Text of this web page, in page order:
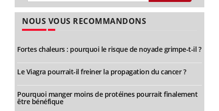
NOUS VOUS RECOMMANDONS
Fortes chaleurs : pourquoi le risque de noyade grimpe-t-il ?
Le Viagra pourrait-il freiner la propagation du cancer ?
Pourquoi manger moins de protéines pourrait finalement
être bénéfique